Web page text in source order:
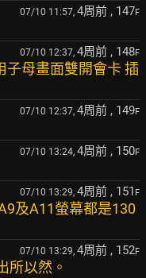
07/10 11:57, 4周前 , 147F
07/10 12:37, 4周前 , 148F
子母畫面雙開會卡 插
07/10 12:37, 4周前 , 149F
07/10 13:24, 4周前 , 150F
07/10 13:29, 4周前 , 151 F
及A11螢幕都是130
07/10 13:29, 4周前 , 152F
所以然。